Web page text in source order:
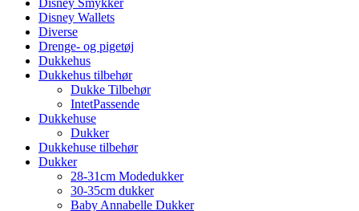
Disney Wallets
Diverse
Drenge- og pigetøj
Dukkehus
Dukkehus tilbehør
Dukke Tilbehør
IntetPassende
Dukkehuse
Dukker
Dukkehuse tilbehør
Dukker
28-31cm Modedukker
30-35cm dukker
Baby Annabelle Dukker